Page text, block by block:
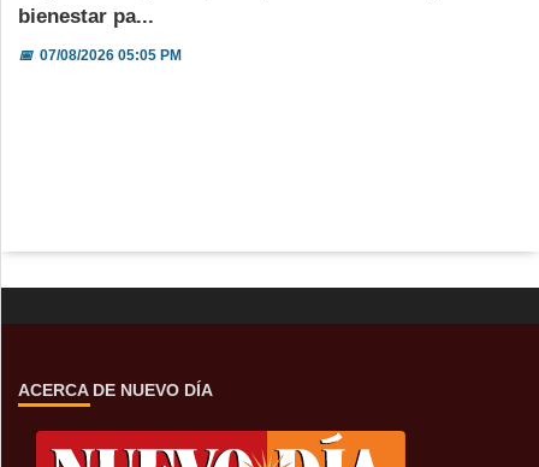
bienestar pa...
📅07/08/2026 05:05 PM
ACERCA DE NUEVO DÍA